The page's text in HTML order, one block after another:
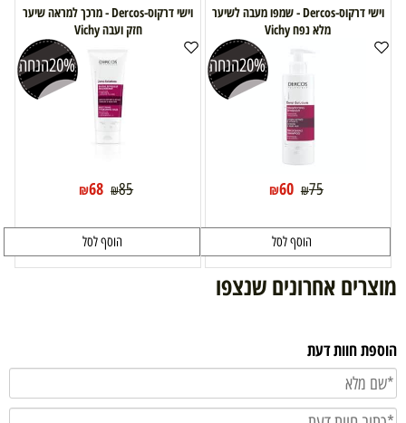
וישי דרקוס-Dercos - שמפו מעבה לשיער
מלא נפח Vichy
20%הנחה
₪75
₪60
הוסף לסל
וישי דרקוס-Dercos - מרכך למראה שיער
חזק ועבה Vichy
20%הנחה
₪85
₪68
הוסף לסל
מוצרים אחרונים שנצפו
הוספת חוות דעת